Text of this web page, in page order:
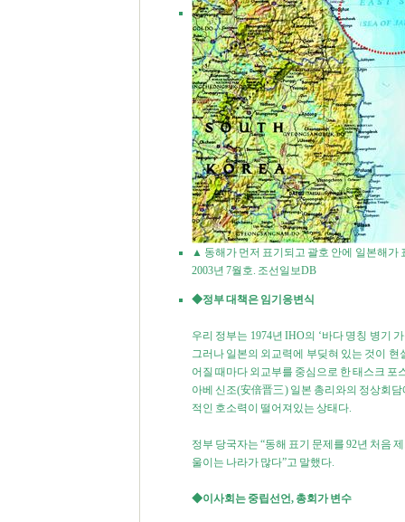
▲ 동해가 먼저 표기되고 괄호 안에 일본해가
2003년 7월호. 조선일보DB
◆정부 대책은 임기응변식
우리 정부는 1974년 IHO의 ‘바다 명칭 병기
그러나 일본의 외교력에 부딪혀 있는 것이
어질 때마다 외교부를 중심으로 한 태스크
아베 신조(安倍晋三) 일본 총리와의 정상회
적인 호소력이 떨어져있는 상태다.
정부 당국자는 “동해 표기 문제를 92년 처음
울이는 나라가 많다”고 말했다.
◆이사회는 중립선언, 총회가 변수